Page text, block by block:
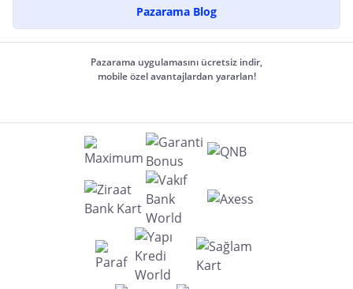
Pazarama Blog
Pazarama uygulamasını ücretsiz indir,
mobile özel avantajlardan yararlan!